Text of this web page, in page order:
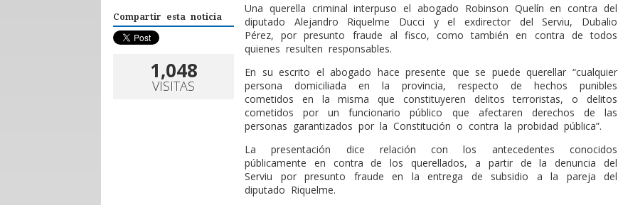
Compartir esta noticia
1,048
VISITAS
Una querella criminal interpuso el abogado Robinson Quelín en contra del
diputado Alejandro Riquelme Ducci y el exdirector del Serviu, Dubalio
Pérez, por presunto fraude al fisco, como también en contra de todos
quienes resulten responsables.
En su escrito el abogado hace presente que se puede querellar “cualquier
persona domiciliada en la provincia, respecto de hechos punibles
cometidos en la misma que constituyeren delitos terroristas, o delitos
cometidos por un funcionario público que afectaren derechos de las
personas garantizados por la Constitución o contra la probidad pública”.
La presentación dice relación con los antecedentes conocidos
públicamente en contra de los querellados, a partir de la denuncia del
Serviu por presunto fraude en la entrega de subsidio a la pareja del
diputado Riquelme.